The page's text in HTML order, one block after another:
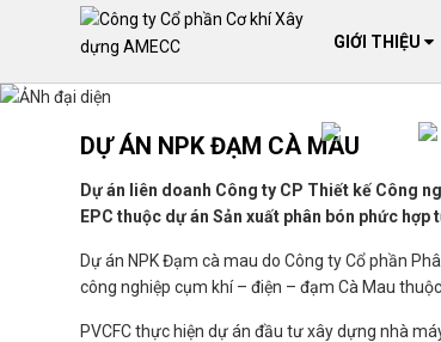
GIỚI THIỆU
DỰ ÁN NPK ĐẠM CÀ MAU
Dự án liên doanh Công ty CP Thiết kế Công
EPC thuộc dự án Sản xuất phân bón phức
Dự án NPK Đạm cà mau do Công ty Cổ phần
công nghiệp cụm khí – điện – đạm Cà Mau
PVCFC thực hiện dự án đầu tư xây dựng nhà